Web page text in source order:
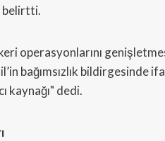
belirtti.
operasyonlarını
bağımsızlık bildirgesinde
kaynağı" dedi.